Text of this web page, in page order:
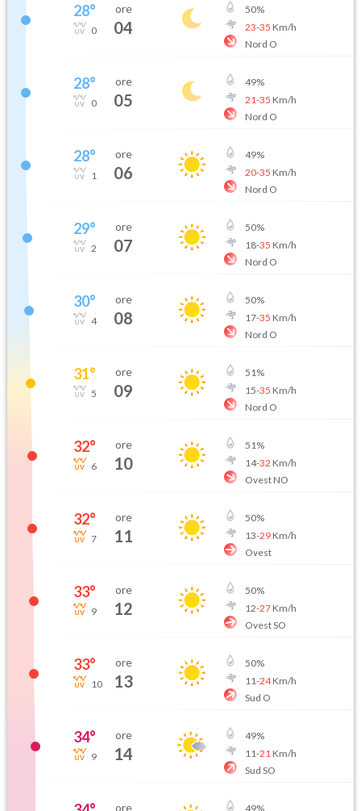
28°
0
ore
04
50%
23-35 Km/h
Nord O
28°
0
ore
05
49%
21-35 Km/h
Nord O
28°
1
ore
06
49%
20-35 Km/h
Nord O
29°
2
ore
07
50%
18-35 Km/h
Nord O
30°
4
ore
08
50%
17-35 Km/h
Nord O
31°
5
ore
09
51%
15-35 Km/h
Nord O
32°
6
ore
10
51%
14-32 Km/h
Ovest NO
32°
7
ore
11
50%
13-29Km/h
Ovest
33°
9
ore
12
50%
12-27Km/h
Ovest SO
33°
10
ore
13
50%
11-24Km/h
Sud O
34°
9
ore
14
49%
11-21 Km/h
Sud SO
ore 49%